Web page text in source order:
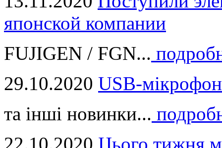
японской компании
FUJIGEN / FGN...
29.10.2020 USB-
та інші новинки...
22.10.2020 Цього тижня